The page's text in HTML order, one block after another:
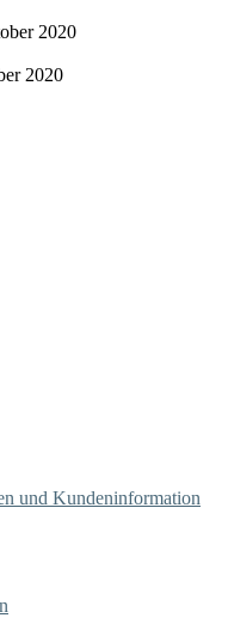
2020
2020
und Kundeninformation